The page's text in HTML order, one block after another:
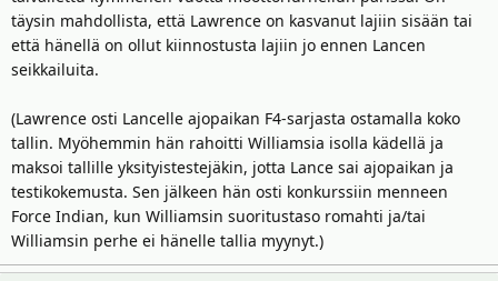
täysin mahdollista, että Lawrence on kasvanut lajiin sisään tai
että hänellä on ollut kiinnostusta lajiin jo ennen Lancen
seikkailuita.
(Lawrence osti Lancelle ajopaikan F4-sarjasta ostamalla koko
tallin. Myöhemmin hän rahoitti Williamsia isolla kädellä ja
maksoi tallille yksityistestejäkin, jotta Lance sai ajopaikan ja
testikokemusta. Sen jälkeen hän osti konkurssiin menneen
Force Indian, kun Williamsin suoritustaso romahti ja/tai
Williamsin perhe ei hänelle tallia myynyt.)